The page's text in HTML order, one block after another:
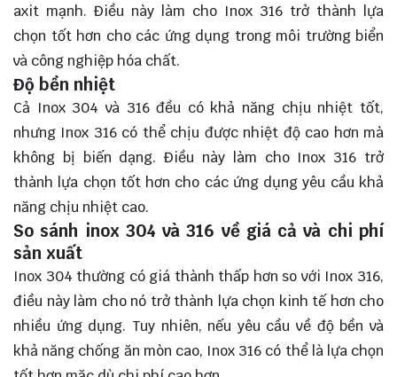
axit mạnh. Điều này làm cho Inox 316 trở thành lựa
chọn tốt hơn cho các ứng dụng trong môi trường biển
và công nghiệp hóa chất.
Độ bền nhiệt
Cả Inox 304 và 316 đều có khả năng chịu nhiệt tốt,
nhưng Inox 316 có thể chịu được nhiệt độ cao hơn mà
không bị biến dạng. Điều này làm cho Inox 316 trở
thành lựa chọn tốt hơn cho các ứng dụng yêu cầu khả
năng chịu nhiệt cao.
So sánh inox 304 và 316 về giá cả và chi phí
sản xuất
Inox 304 thường có giá thành thấp hơn so với Inox 316,
điều này làm cho nó trở thành lựa chọn kinh tế hơn cho
nhiều ứng dụng. Tuy nhiên, nếu yêu cầu về độ bền và
khả năng chống ăn mòn cao, Inox 316 có thể là lựa chọn